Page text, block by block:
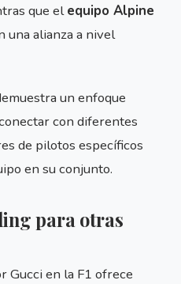
que elequipo Alpine
una alianza a nivel
un enfoque
con diferentes
de pilotos específicos
en su conjunto.
para otras
Gucci en la F1 ofrece